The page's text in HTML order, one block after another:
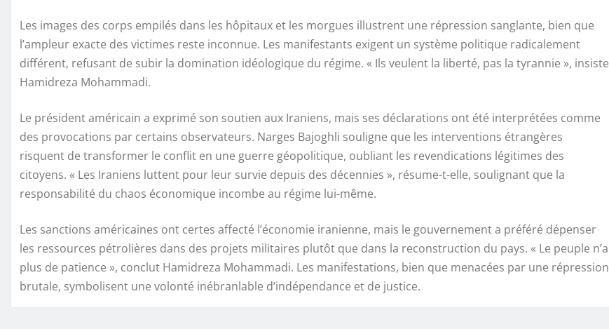
Les images des corps empilés dans les hôpitaux et les morgues illustrent une répression sanglante, bien que
l’ampleur exacte des victimes reste inconnue. Les manifestants exigent un système politique radicalement
différent, refusant de subir la domination idéologique du régime. « Ils veulent la liberté, pas la tyrannie », insiste
Hamidreza Mohammadi.
Le président américain a exprimé son soutien aux Iraniens, mais ses déclarations ont été interprétées comme
des provocations par certains observateurs. Narges Bajoghli souligne que les interventions étrangères
risquent de transformer le conflit en une guerre géopolitique, oubliant les revendications légitimes des
citoyens. « Les Iraniens luttent pour leur survie depuis des décennies », résume-t-elle, soulignant que la
responsabilité du chaos économique incombe au régime lui-même.
Les sanctions américaines ont certes affecté l’économie iranienne, mais le gouvernement a préféré dépenser
les ressources pétrolières dans des projets militaires plutôt que dans la reconstruction du pays. « Le peuple n’a
plus de patience », conclut Hamidreza Mohammadi. Les manifestations, bien que menacées par une répression
brutale, symbolisent une volonté inébranlable d’indépendance et de justice.